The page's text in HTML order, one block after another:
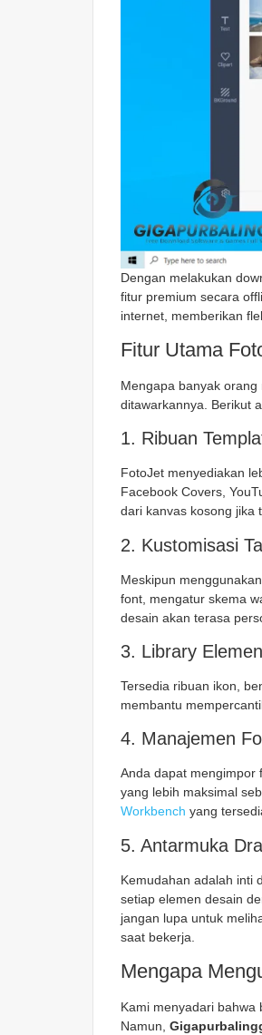
Dengan melakukan
fitur premium secara
internet, memberikan
Fitur Utama
Mengapa banyak orang
ditawarkannya. Berikut
1. Ribuan
FotoJet menyediakan
Facebook Covers,
dari kanvas kosong jika
2. Kustomisasi
Meskipun
font, mengatur skema
desain akan terasa
3. Library
Tersedia ribuan ikon,
membantu
4. Manajemen
Anda dapat mengimpor
yang lebih maksimal
Workbench yang
5. Antarmuka
Kemudahan adalah inti
setiap elemen desain
jangan lupa untuk
saat bekerja.
Mengapa
Kami menyadari bahwa
Namun,